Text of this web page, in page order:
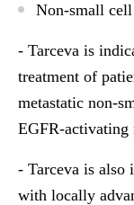
Non-small
- Tarceva is
treatment of
metastatic non-
EGFR-activating
- Tarceva is also
with locally